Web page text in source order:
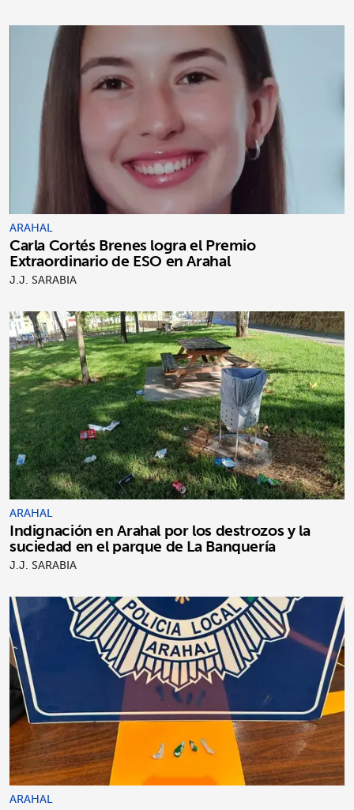
ARAHAL
Carla Cortés Brenes logra el Premio
Extraordinario de ESO en Arahal
J.J. SARABIA
ARAHAL
Indignación en Arahal por los destrozos y la
suciedad en el parque de La Banquería
J.J. SARABIA
ARAHAL